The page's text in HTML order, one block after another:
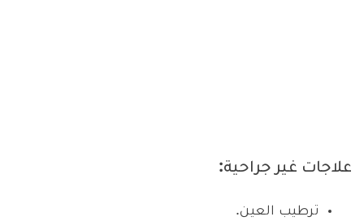
علاجات غير جراحية:
ترطيب العين.